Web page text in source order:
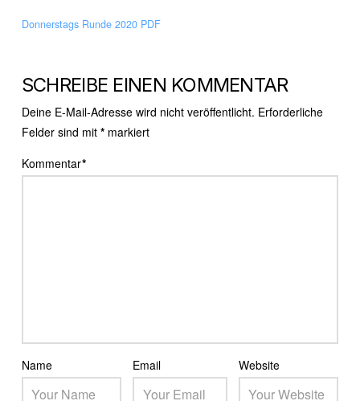
Donnerstags Runde 2020 PDF
SCHREIBE EINEN KOMMENTAR
Deine E-Mail-Adresse wird nicht veröffentlicht. Erforderliche
Felder sind mit *markiert
Kommentar*
Name Email Website